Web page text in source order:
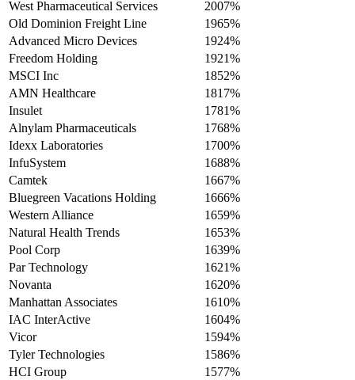
West Pharmaceutical Services
2007%
Old Dominion Freight Line
1965%
Advanced Micro Devices
1924%
Freedom Holding
1921%
MSCI Inc
1852%
AMN Healthcare
1817%
Insulet
1781%
Alnylam Pharmaceuticals
1768%
Idexx Laboratories
1700%
InfuSystem
1688%
Camtek
1667%
Bluegreen Vacations Holding
1666%
Western Alliance
1659%
Natural Health Trends
1653%
Pool Corp
1639%
Par Technology
1621%
Novanta
1620%
Manhattan Associates
1610%
IAC InterActive
1604%
Vicor
1594%
Tyler Technologies
1586%
HCI Group
1577%